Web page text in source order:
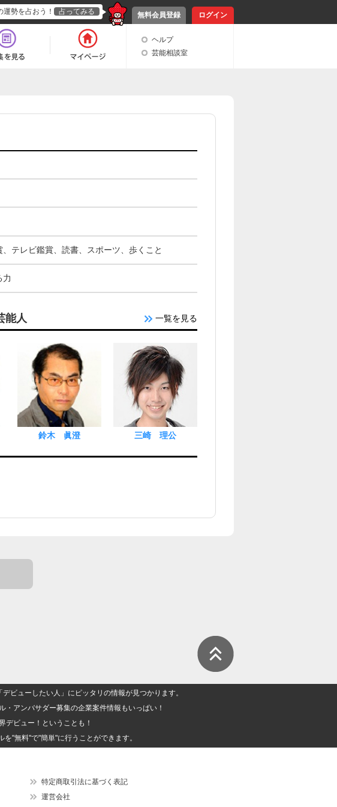
無料会員登録 ログイン
勢を占おう！ 占ってみる
ヘルプ
芸能相談室
テレビ鑑賞、読書、スポーツ、歩くこと
力
能人 一覧を見る
鈴木 眞澄 三崎 理公
ビューしたい人」にピッタリの情報が見つかります。
アンバサダー募集の企業案件情報もいっぱい！
デビュー！ということも！
"無料"で"簡単"に行うことができます。
特定商取引法に基づく表記
運営会社